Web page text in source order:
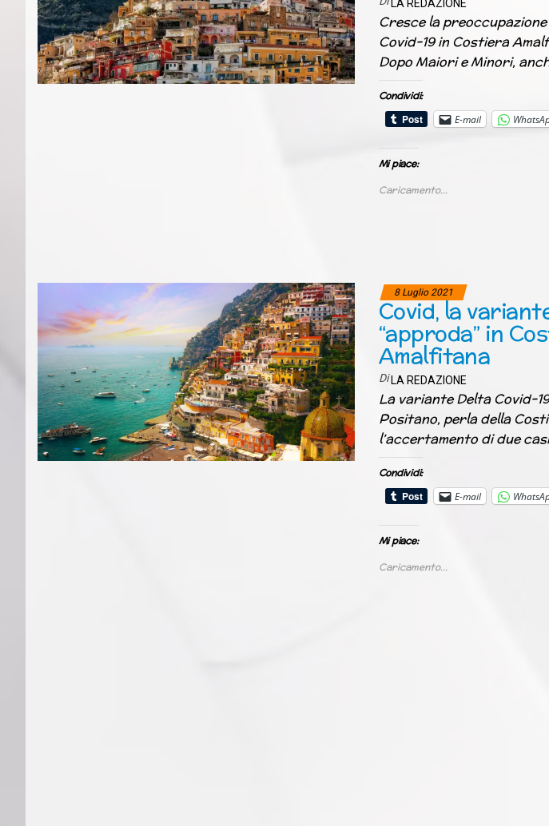
LA REDAZIONE
Cresce la
Covid-19 in Costiera
Dopo Maiori e Minori,
Condividi:
E-mail
Mi piace:
Caricamento...
8 Luglio 2021
Covid, la
“approda” in
Amalfitana
Di LA REDAZIONE
La variante Delta Covid-
Positano, perla della
l’accertamento di due
Condividi:
E-mail
Mi piace:
Caricamento...